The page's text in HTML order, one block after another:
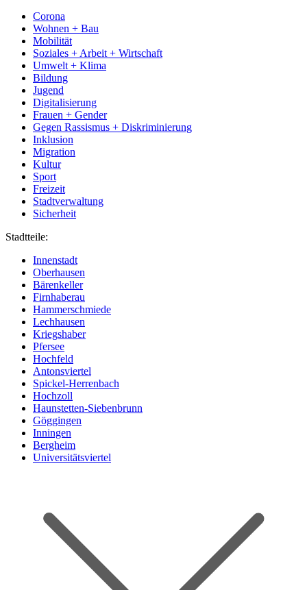
Corona
Wohnen + Bau
Mobilität
Soziales + Arbeit + Wirtschaft
Umwelt + Klima
Bildung
Jugend
Digitalisierung
Frauen + Gender
Gegen Rassismus + Diskriminierung
Inklusion
Migration
Kultur
Sport
Freizeit
Stadtverwaltung
Sicherheit
Stadtteile:
Innenstadt
Oberhausen
Bärenkeller
Firnhaberau
Hammerschmiede
Lechhausen
Kriegshaber
Pfersee
Hochfeld
Antonsviertel
Spickel-Herrenbach
Hochzoll
Haunstetten-Siebenbrunn
Göggingen
Inningen
Bergheim
Universitätsviertel